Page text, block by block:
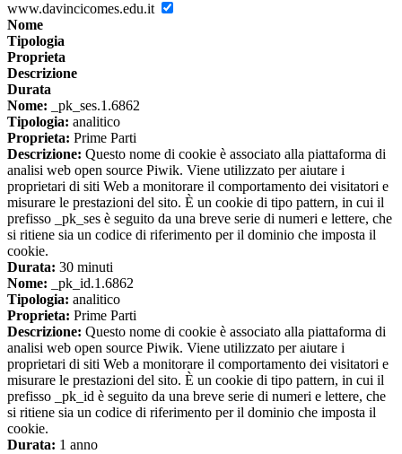
www.davincicomes.edu.it
Nome
Tipologia
Proprieta
Descrizione
Durata
Nome: _pk_ses.1.6862
Tipologia: analitico
Proprieta: Prime Parti
Descrizione: Questo nome di cookie è associato alla piattaforma di
analisi web open source Piwik. Viene utilizzato per aiutare i
proprietari di siti Web a monitorare il comportamento dei visitatori e
misurare le prestazioni del sito. È un cookie di tipo pattern, in cui il
prefisso _pk_ses è seguito da una breve serie di numeri e lettere, che
si ritiene sia un codice di riferimento per il dominio che imposta il
cookie.
Durata: 30 minuti
Nome: _pk_id.1.6862
Tipologia: analitico
Proprieta: Prime Parti
Descrizione: Questo nome di cookie è associato alla piattaforma di
analisi web open source Piwik. Viene utilizzato per aiutare i
proprietari di siti Web a monitorare il comportamento dei visitatori e
misurare le prestazioni del sito. È un cookie di tipo pattern, in cui il
prefisso _pk_id è seguito da una breve serie di numeri e lettere, che
si ritiene sia un codice di riferimento per il dominio che imposta il
cookie.
Durata: 1 anno